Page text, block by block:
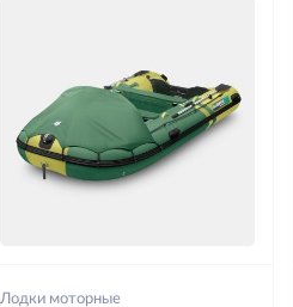
Лодки моторные